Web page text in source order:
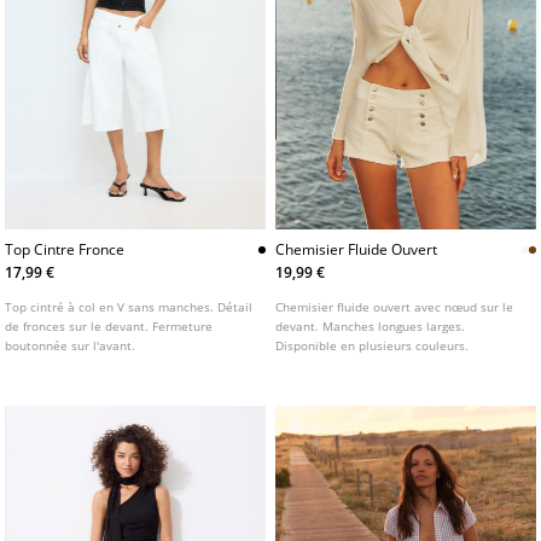
Top Cintre Fronce
17,99 €
Top cintré à col en V sans manches. Détail
de fronces sur le devant. Fermeture
boutonnée sur l'avant.
Chemisier Fluide Ouvert
19,99 €
Chemisier fluide ouvert avec nœud sur le
devant. Manches longues larges.
Disponible en plusieurs couleurs.